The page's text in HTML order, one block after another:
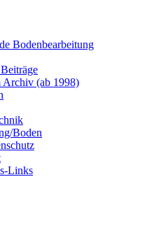
Bodenbearbeitung
Archiv (ab 1998)
Boden
Links